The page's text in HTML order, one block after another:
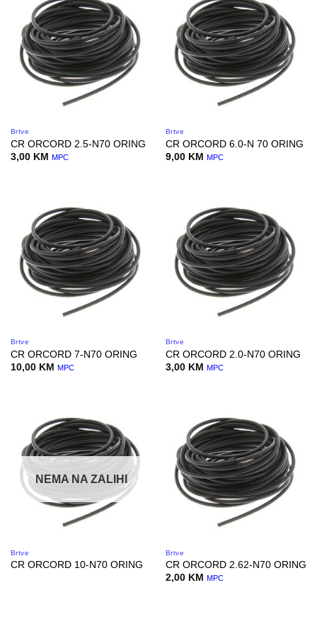
Brtve
CR ORCORD 2.5-N70 ORING
3,00 KM MPC
Brtve
CR ORCORD 6.0-N 70 ORING
9,00 KM MPC
Brtve
CR ORCORD 7-N70 ORING
10,00 KM MPC
Brtve
CR ORCORD 2.0-N70 ORING
3,00 KM MPC
NEMA NA ZALIHI
Brtve
CR ORCORD 10-N70 ORING
Brtve
CR ORCORD 2.62-N70 ORING
2,00 KM MPC